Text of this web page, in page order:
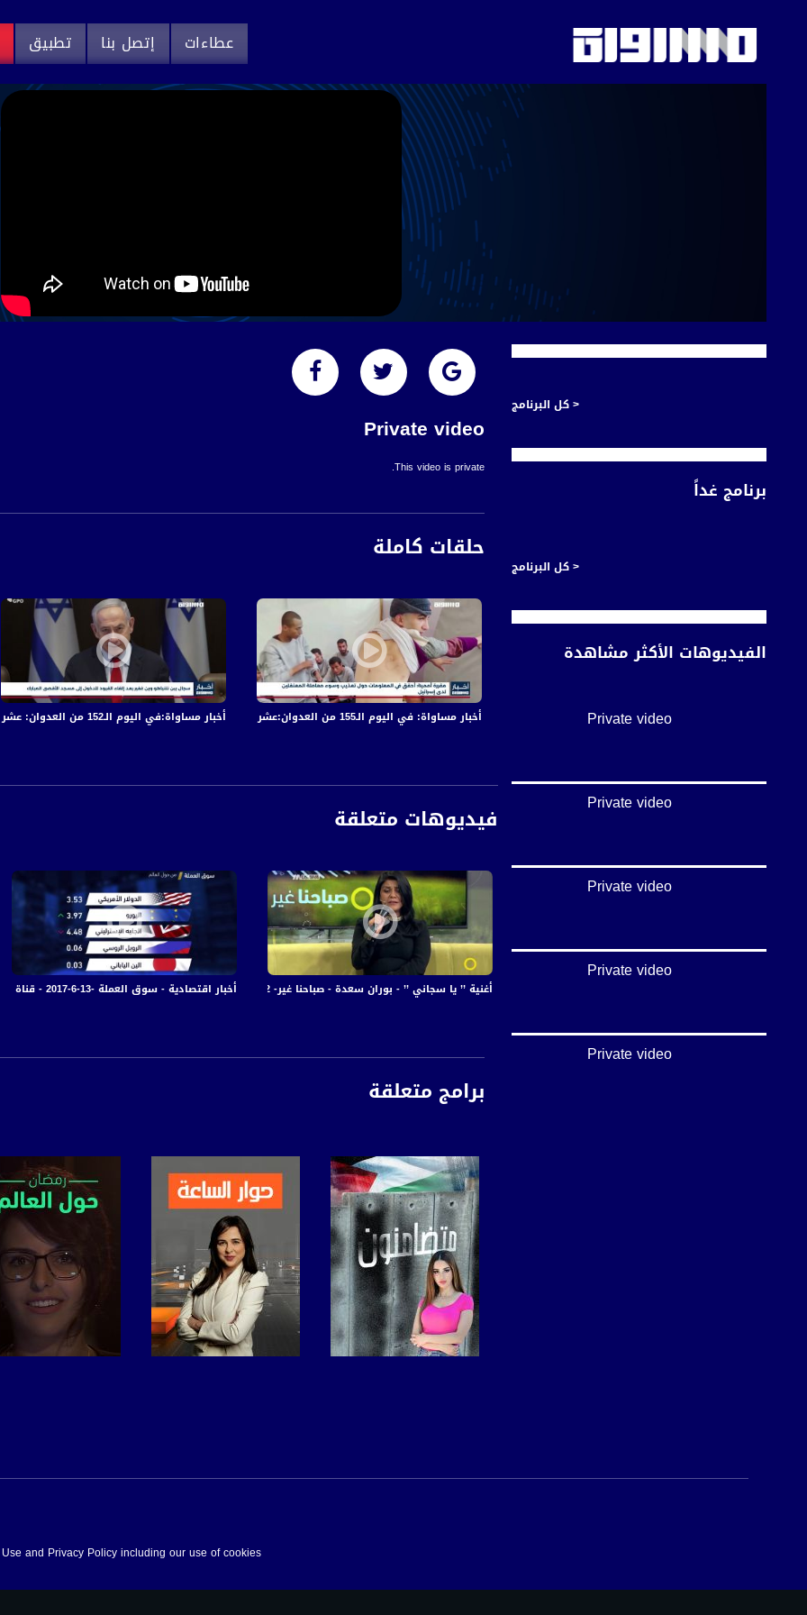
عطاءات إتصل بنا تطبيق
Private video
This video is private.
حلقات كاملة
أخبار مساواة:في اليوم الـ152 من العدوان: عشرات الشهداء والجرحى في قصف الاحتلال المتواصل على قطاع غزة أخبار مساواة: في اليوم الـ155 من العدوان:عشرات الشهداء والجرحى في قصف الاحتلال المتواصل على قطاع غزة
فيديوهات متعلقة
أخبار اقتصادية - سوق العملة -13-6-2017 - قناة مساواة الفضائية - MusawaChannel أغنية ’’ يا سجاني ’’ - بوران سعدة - صباحنا غير- 2-5-2017 - قناة مساواة الفضائية
برامج متعلقة
< كل البرنامج
برنامج غداً
< كل البرنامج
الفيديوهات الأكثر مشاهدة
Private video
Private video
Private video
Private video
Private video
and Privacy Policy including our use of cookies